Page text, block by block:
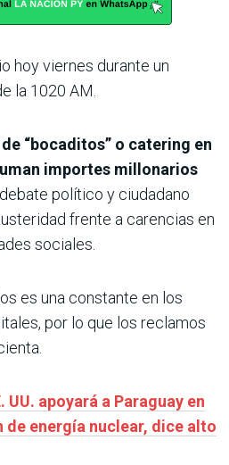
hoy viernes durante un
la 1020 AM.
“bocaditos” o catering en
importes millonarios
político y ciudadano
frente a carencias en
sociales.
es una constante en los
por lo que los reclamos
UU. apoyará a Paraguay en
de energía nuclear, dice alto